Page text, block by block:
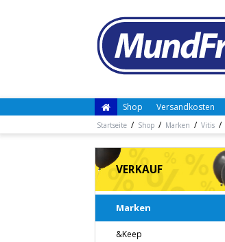
Shop Versandkosten
Startseite / Shop / Marken / Vitis /
VERKAUF
Marken
&Keep